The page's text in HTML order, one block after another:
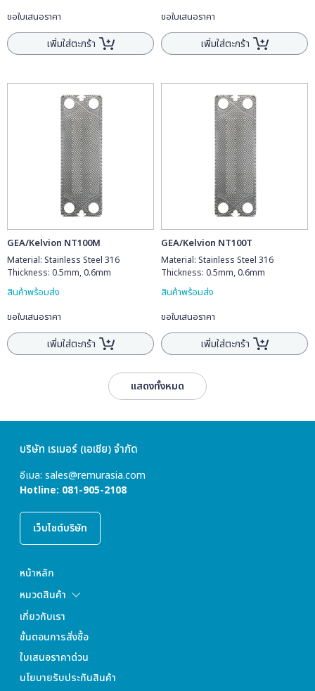
ขอใบเสนอราคา
เพิ่มใส่ตะกร้า
ขอใบเสนอราคา
เพิ่มใส่ตะกร้า
GEA/Kelvion NT100M
Material: Stainless Steel 316
Thickness: 0.5mm, 0.6mm
สินค้าพร้อมส่ง
ขอใบเสนอราคา
เพิ่มใส่ตะกร้า
GEA/Kelvion NT100T
Material: Stainless Steel 316
Thickness: 0.5mm, 0.6mm
สินค้าพร้อมส่ง
ขอใบเสนอราคา
เพิ่มใส่ตะกร้า
แสดงทั้งหมด
บริษัท เรเมอร์ (เอเชีย) จำกัด
อีเมล: sales@remurasia.com
Hotline: 081-905-2108
เว็บไซต์บริษัท
หน้าหลัก
หมวดสินค้า
เกี่ยวกับเรา
ขั้นตอนการสั่งซื้อ
ใบเสนอราคาด่วน
นโยบายรับประกันสินค้า